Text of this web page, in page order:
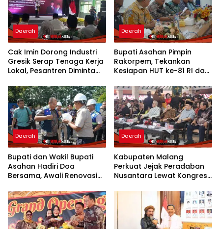
Daerah
Cak Imin Dorong Industri
Gresik Serap Tenaga Kerja
Lokal, Pesantren Diminta
Daerah
Bupati Asahan Pimpin
Rakorpem, Tekankan
Kesiapan HUT ke-81 RI dan
Prioritas 2027
Daerah
Bupati dan Wakil Bupati
Asahan Hadiri Doa
Bersama, Awali Renovasi
Daerah
Kabupaten Malang
Perkuat Jejak Peradaban
Nusantara Lewat Kongres